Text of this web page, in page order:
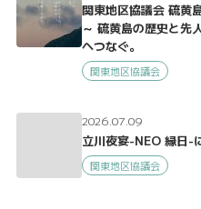
関東地区協議会 硫黄
～ 硫黄島の歴史と先
へつなぐ。
関東地区協議会
2026.07.09
立川夜宴-NEO 縁日-
関東地区協議会